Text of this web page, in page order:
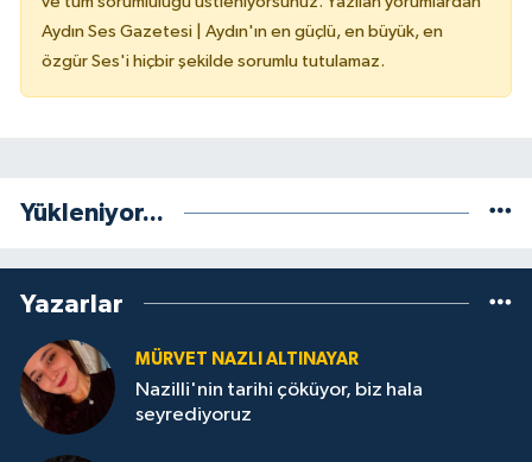
Aydın Ses Gazetesi | Aydın'ın en güçlü, en büyük, en
özgür Ses'i hiçbir şekilde sorumlu tutulamaz.
Yükleniyor...
Yazarlar
MÜRVET NAZLI ALTINAYAR
Nazilli'nin tarihi çöküyor, biz hala
seyrediyoruz